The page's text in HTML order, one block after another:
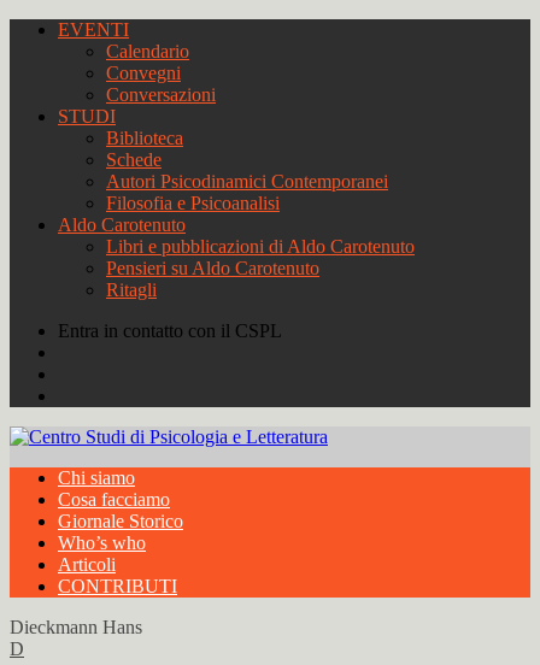
EVENTI
Calendario
Convegni
Conversazioni
STUDI
Biblioteca
Schede
Autori Psicodinamici Contemporanei
Filosofia e Psicoanalisi
Aldo Carotenuto
Libri e pubblicazioni di Aldo Carotenuto
Pensieri su Aldo Carotenuto
Ritagli
Entra in contatto con il CSPL
Chi siamo
Cosa facciamo
Giornale Storico
Who’s who
Articoli
CONTRIBUTI
Dieckmann Hans
D